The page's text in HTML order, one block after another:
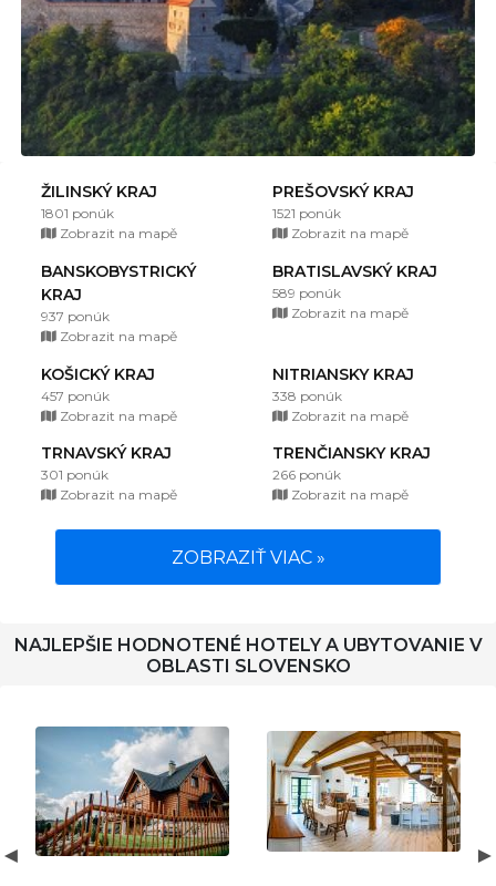
ŽILINSKÝ KRAJ
1801 ponúk
Zobrazit na mapě
PREŠOVSKÝ KRAJ
1521 ponúk
Zobrazit na mapě
BANSKOBYSTRICKÝ
KRAJ
937 ponúk
Zobrazit na mapě
BRATISLAVSKÝ KRAJ
589 ponúk
Zobrazit na mapě
KOŠICKÝ KRAJ
457 ponúk
Zobrazit na mapě
NITRIANSKY KRAJ
338 ponúk
Zobrazit na mapě
TRNAVSKÝ KRAJ
301 ponúk
Zobrazit na mapě
TRENČIANSKY KRAJ
266 ponúk
Zobrazit na mapě
ZOBRAZIŤ VIAC »
NAJLEPŠIE HODNOTENÉ HOTELY A UBYTOVANIE V
OBLASTI SLOVENSKO